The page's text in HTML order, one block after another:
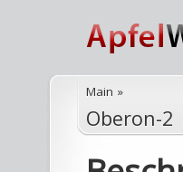
Main »
Oberon-2